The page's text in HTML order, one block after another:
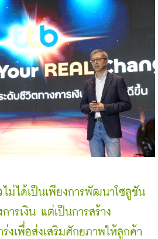
ไม่ได้เป็นเพียงการพัฒนาโซลูชัน
ารเงิน แต่เป็นการสร้าง
งเพื่อส่งเสริมศักยภาพให้ลูกค้า